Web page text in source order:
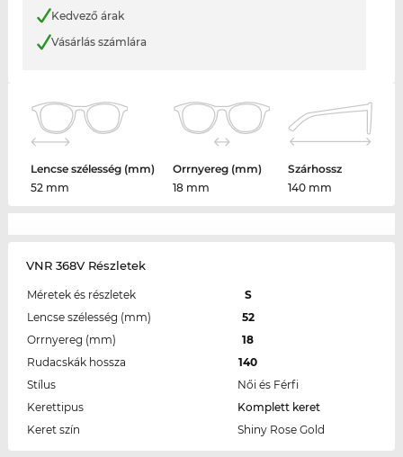
Kedvező árak
Vásárlás számlára
Lencse szélesség (mm)
52 mm
Orrnyereg (mm)
18 mm
Szárhossz
140 mm
VNR 368V Részletek
Méretek és részletek
S
Lencse szélesség (mm)
52
Orrnyereg (mm)
18
Rudacskák hossza
140
Stílus
Női és Férfi
Kerettipus
Komplett keret
Keret szín
Shiny Rose Gold